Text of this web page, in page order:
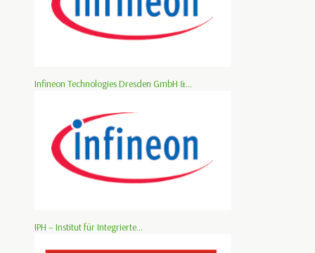
Infineon Technologies Dresden GmbH &...
IPH – Institut für Integrierte...